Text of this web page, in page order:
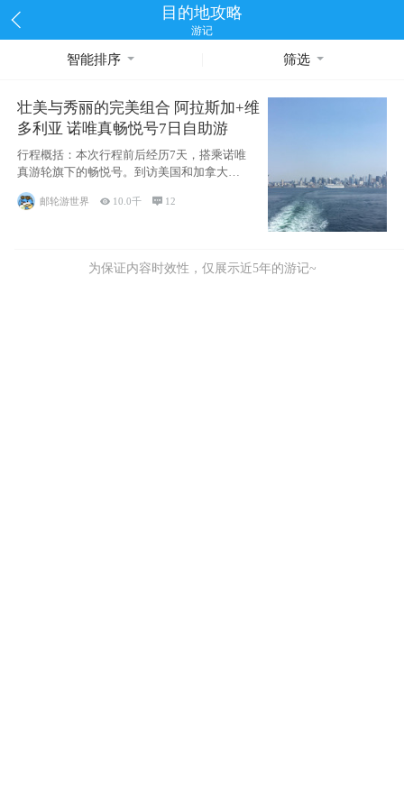
目的地攻略
游记
智能排序 筛选
壮美与秀丽的完美组合 阿拉斯加+维
多利亚 诺唯真畅悦号7日自助游
行程概括：本次行程前后经历7天，搭乘诺唯
真游轮旗下的畅悦号。到访美国和加拿大的4
个州/省：美国华盛顿州
邮轮游世界  10.0千  12
为保证内容时效性，仅展示近5年的游记~